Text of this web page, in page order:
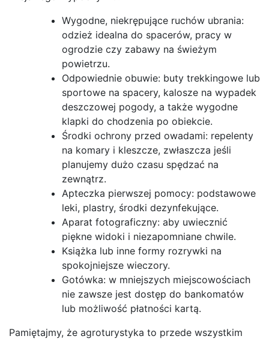
Wygodne, niekrępujące ruchów ubrania:
odzież idealna do spacerów, pracy w
ogrodzie czy zabawy na świeżym
powietrzu.
Odpowiednie obuwie: buty trekkingowe lub
sportowe na spacery, kalosze na wypadek
deszczowej pogody, a także wygodne
klapki do chodzenia po obiekcie.
Środki ochrony przed owadami: repelenty
na komary i kleszcze, zwłaszcza jeśli
planujemy dużo czasu spędzać na
zewnątrz.
Apteczka pierwszej pomocy: podstawowe
leki, plastry, środki dezynfekujące.
Aparat fotograficzny: aby uwiecznić
piękne widoki i niezapomniane chwile.
Książka lub inne formy rozrywki na
spokojniejsze wieczory.
Gotówka: w mniejszych miejscowościach
nie zawsze jest dostęp do bankomatów
lub możliwość płatności kartą.
Pamiętajmy, że agroturystyka to przede wszystkim